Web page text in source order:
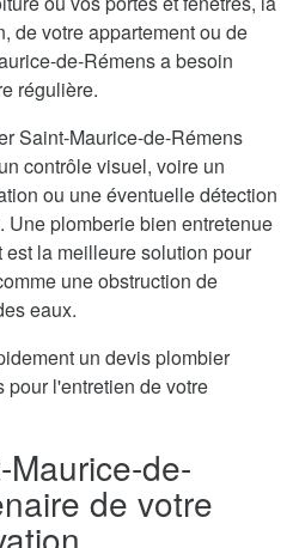
de votre appartement ou de
de-Rémens a besoin
régulière.
Saint-Maurice-de-Rémens
contrôle visuel, voire un
ou une éventuelle détection
plomberie bien entretenue
la meilleure solution pour
une obstruction de
eaux.
un devis plombier
l'entretien de votre
de-
de votre